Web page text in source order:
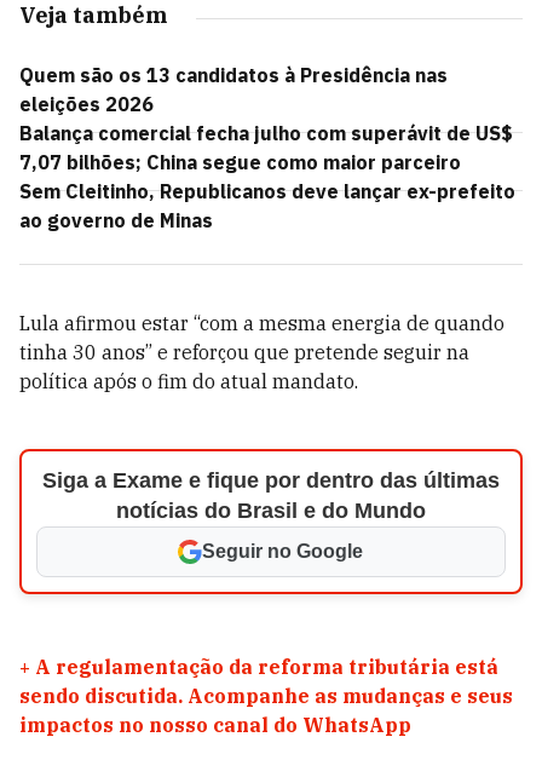
Veja também
Quem são os 13 candidatos à Presidência nas
eleições 2026
Balança comercial fecha julho com superávit de US$
7,07 bilhões; China segue como maior parceiro
Sem Cleitinho, Republicanos deve lançar ex-prefeito
ao governo de Minas
Lula afirmou estar “com a mesma energia de quando
tinha 30 anos” e reforçou que pretende seguir na
política após o fim do atual mandato.
Siga a Exame e fique por dentro das últimas
notícias do Brasil e do Mundo
Seguir no Google
+ A regulamentação da reforma tributária está
sendo discutida. Acompanhe as mudanças e seus
impactos no nosso canal do WhatsApp